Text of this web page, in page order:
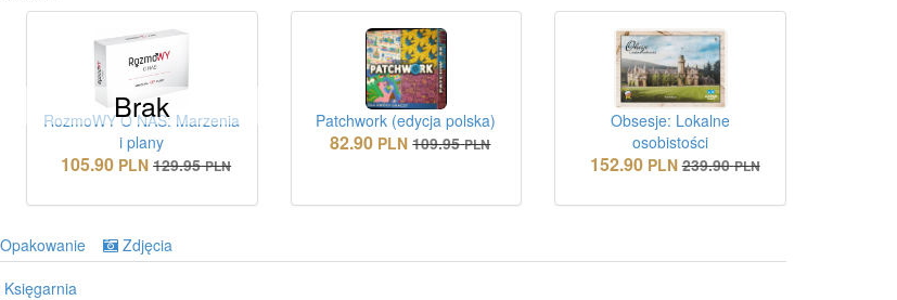
Brak
RozmoWY O NAS: Marzenia
i plany
105.90 PLN 129.95 PLN
Patchwork (edycja polska)
82.90 PLN 109.95 PLN
Obsesje: Lokalne
osobistości
152.90 PLN 239.90 PLN
Opakowanie
Zdjęcia
Księgarnia